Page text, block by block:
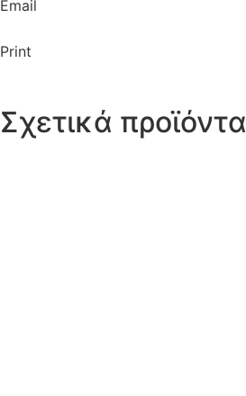
Email
Print
Σχετικά προϊόντα